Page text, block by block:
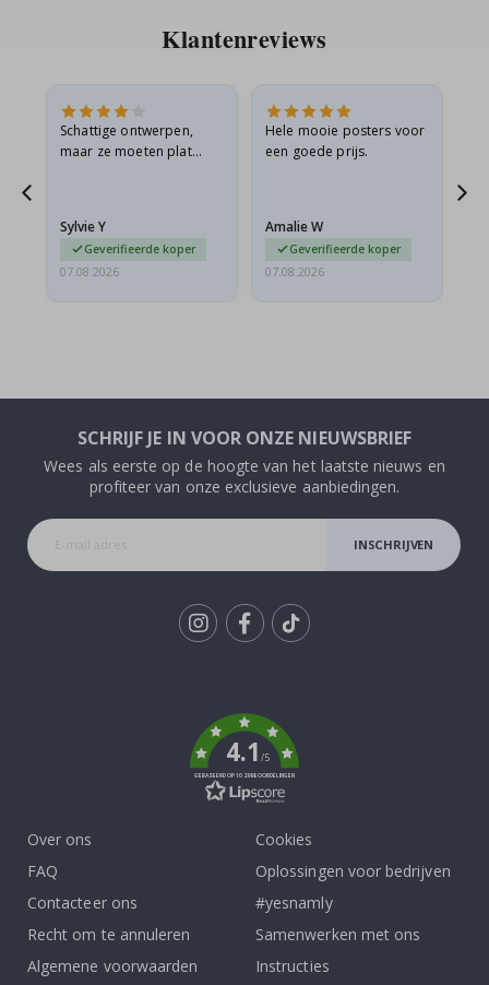
Klantenreviews
Schattige ontwerpen,
maar ze moeten plat
beetje…
Sylvie Y
Geverifieerde koper
07.08.2026
Hele mooie posters voor
een goede prijs.
Amalie W
Geverifieerde koper
07.08.2026
SCHRIJF JE IN VOOR ONZE NIEUWSBRIEF
Wees als eerste op de hoogte van het laatste nieuws en
profiteer van onze exclusieve aanbiedingen.
INSCHRIJVEN
4.1/5
GEBASEERD OP 1029 BEOORDELINGEN
Over ons
FAQ
Contacteer ons
Recht om te annuleren
Algemene voorwaarden
Cookies
Oplossingen voor bedrijven
#yesnamly
Samenwerken met ons
Instructies